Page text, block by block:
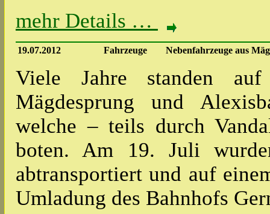
mehr Details …
19.07.2012 Fahrzeuge Nebenfahrzeuge aus
Viele Jahre standen
Mägdesprung und
welche – teils durch
boten. Am 19. Juli
abtransportiert und auf
Umladung des Bahnhofs